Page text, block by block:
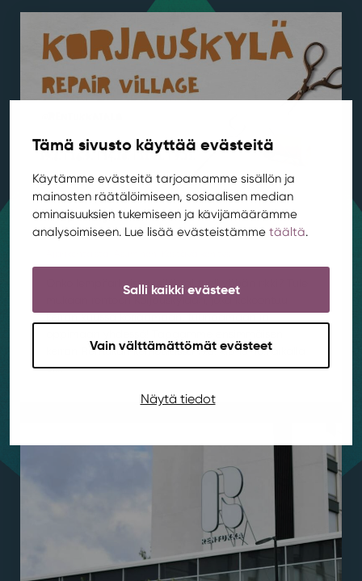
Tämä sivusto käyttää evästeitä
Käytämme evästeitä tarjoamamme sisällön ja
mainosten räätälöimiseen, sosiaalisen median
ominaisuuksien tukemiseen ja kävijämäärämme
analysoimiseen. Lue lisää evästeistämme täältä.
Salli kaikki evästeet
Vain välttämättömät evästeet
Näytä tiedot
Korjauskylä aloittaa elokuussa
Rentukassa
Onko lempifarkuissa reikä tai tuoli vähän rikki? Tule
kerran kuussa korjaamaan, tuunaamaan ja
kerran Rentukan kerhotilassa 19.8. klo 16-18.⁠⁠Paikalla
ei...